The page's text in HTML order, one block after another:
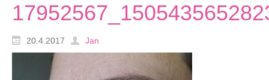
20.4.2017 Jan